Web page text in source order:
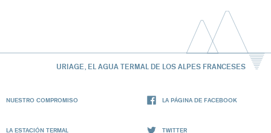
URIAGE, EL AGUA TERMAL DE LOS ALPES FRANCESES
NUESTRO COMPROMISO
LA ESTACIÓN TERMAL
LA PÁGINA DE FACEBOOK
TWITTER